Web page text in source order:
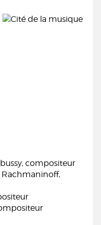
compositeur
Rachmaninoff,